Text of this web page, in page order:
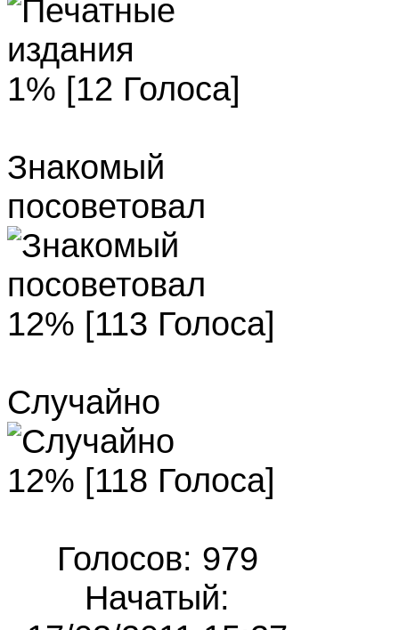
1% [12 Голоса]
Знакомый
посоветовал
12% [113 Голоса]
Случайно
12% [118 Голоса]
Голосов: 979
Начатый: